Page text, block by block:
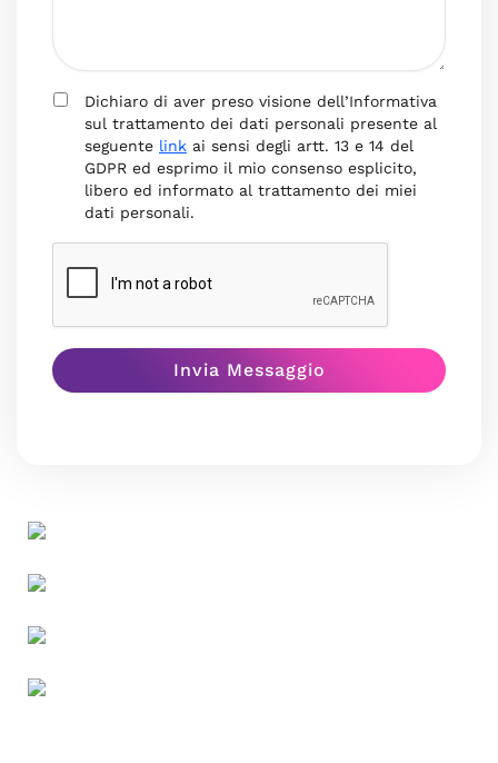
Dichiaro di aver preso visione dell’Informativa
sul trattamento dei dati personali presente al
seguente link ai sensi degli artt. 13 e 14 del
GDPR ed esprimo il mio consenso esplicito,
libero ed informato al trattamento dei miei
dati personali.